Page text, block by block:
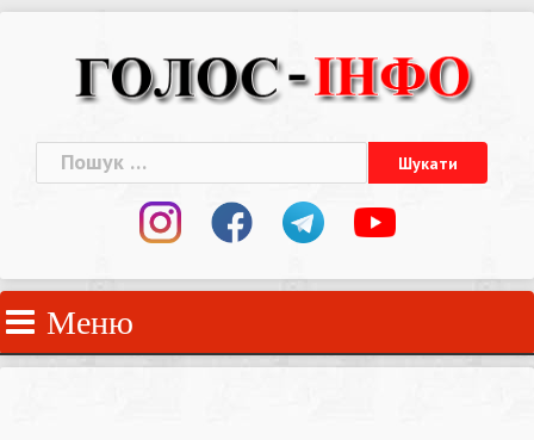
Пошук:
Меню